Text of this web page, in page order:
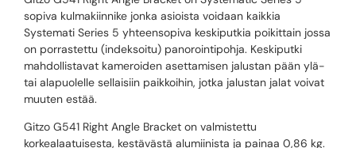
sopiva kulmakiinnike jonka asioista voidaan kaikkia
Systemati Series 5 yhteensopiva keskiputkia poikittain jossa
on porrastettu (indeksoitu) panorointipohja. Keskiputki
mahdollistavat kameroiden asettamisen jalustan pään ylä-
tai alapuolelle sellaisiin paikkoihin, jotka jalustan jalat voivat
muuten estää.
Gitzo G541 Right Angle Bracket on valmistettu
korkealaatuisesta, kestävästä alumiinista ja painaa 0,86 kg.